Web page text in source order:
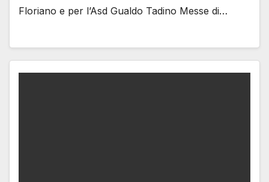
Floriano e per l’Asd Gualdo Tadino Messe di…